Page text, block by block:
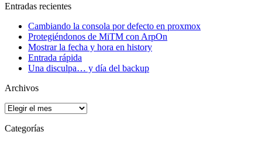
Entradas recientes
Cambiando la consola por defecto en proxmox
Protegiéndonos de MiTM con ArpOn
Mostrar la fecha y hora en history
Entrada rápida
Una disculpa… y día del backup
Archivos
Archivos
Categorías